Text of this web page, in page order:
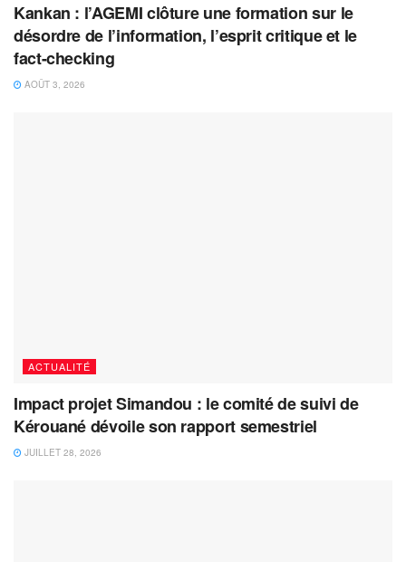
Kankan : l’AGEMI clôture une formation sur le
désordre de l’information, l’esprit critique et le
fact-checking
AOÛT 3, 2026
ACTUALITÉ
Impact projet Simandou : le comité de suivi de
Kérouané dévoile son rapport semestriel
JUILLET 28, 2026